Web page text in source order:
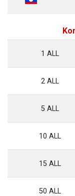
1 ALL
2 ALL
5 ALL
10 ALL
15 ALL
50 ALL